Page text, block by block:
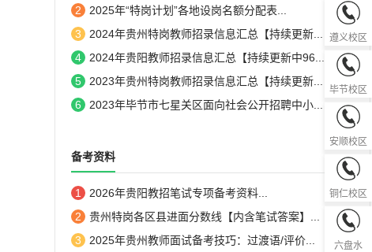
2
2025年“特岗计划”各地设岗名额分配表...
3
2024年贵州特岗教师招录信息汇总【持续更新...
4
2024年贵阳教师招录信息汇总【持续更新中96...
5
2023年贵州特岗教师招录信息汇总【持续更新...
6
2023年毕节市七星关区面向社会公开招聘中小...
备考资料
1
2026年贵阳教招笔试专项备考资料...
2
贵州特岗各区县进面分数线【内含笔试答案】...
3
2025年贵州教师面试备考技巧：过渡语/评价...
遵义校区
0851-
毕节校区
0857-
安顺校区
0851-
铜仁校区
0856-
六盘水
0858-